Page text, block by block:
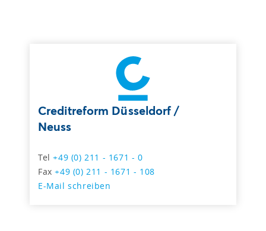
Creditreform Düsseldorf /
Neuss
Tel+49 (0) 211 - 1671 - 0
Fax+49 (0) 211 - 1671 - 108
E-Mail schreiben